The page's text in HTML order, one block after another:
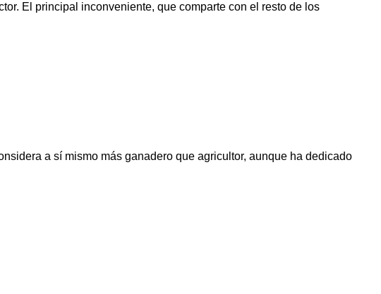
El principal inconveniente, que comparte con el resto de los
a sí mismo más ganadero que agricultor, aunque ha dedicado